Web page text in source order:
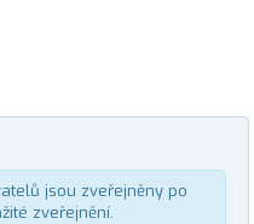
jsou zveřejněny po
zveřejnění.